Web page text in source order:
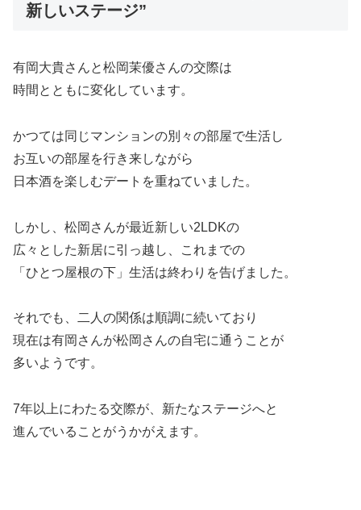
新しいステージ”
有岡大貴さんと松岡茉優さんの交際は
時間とともに変化しています。
かつては同じマンションの別々の部屋で生活し
お互いの部屋を行き来しながら
日本酒を楽しむデートを重ねていました。
しかし、松岡さんが最近新しい2LDKの
広々とした新居に引っ越し、これまでの
「ひとつ屋根の下」生活は終わりを告げました。
それでも、二人の関係は順調に続いており
現在は有岡さんが松岡さんの自宅に通うことが
多いようです。
7年以上にわたる交際が、新たなステージへと
進んでいることがうかがえます。